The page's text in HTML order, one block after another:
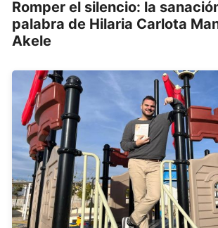
Romper el silencio: la
palabra de Hilaria Carlota
Akele